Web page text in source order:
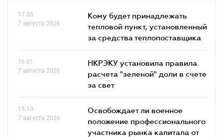
17.05
7 августа 2026
Кому будет принадлежать
тепловой пункт, установленный
за средства теплопоставщика
16.01
7 августа 2026
НКРЭКУ установила правила
расчета "зеленой" доли в счете
за свет
15.10
7 августа 2026
Освобождает ли военное
положение профессионального
участника рынка капитала от